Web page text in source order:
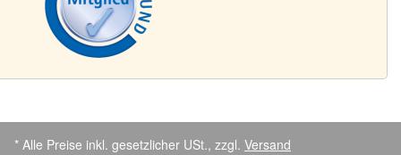
* Alle Preise inkl. gesetzlicher USt., zzgl. Versand